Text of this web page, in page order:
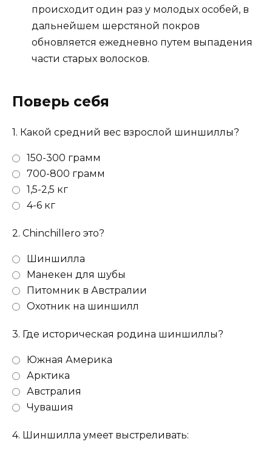
происходит один раз у молодых особей, в
дальнейшем шерстяной покров
обновляется ежедневно путем выпадения
части старых волосков.
Поверь себя
1. Какой средний вес взрослой шиншиллы?
150-300 грамм
700-800 грамм
1,5-2,5 кг
4-6 кг
2. Chinchillero это?
Шиншилла
Манекен для шубы
Питомник в Австралии
Охотник на шиншилл
3. Где историческая родина шиншиллы?
Южная Америка
Арктика
Австралия
Чувашия
4. Шиншилла умеет выстреливать: